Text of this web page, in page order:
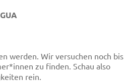
werden. Wir versuchen noch bis
zu finden. Schau also
rein.